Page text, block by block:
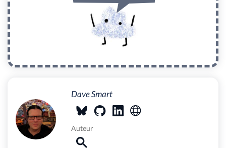
Dave Smart
Auteur